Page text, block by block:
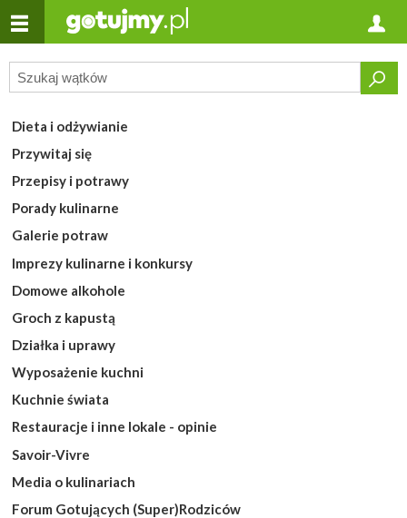
Dieta i odżywianie
Przywitaj się
Przepisy i potrawy
Porady kulinarne
Galerie potraw
Imprezy kulinarne i konkursy
Domowe alkohole
Groch z kapustą
Działka i uprawy
Wyposażenie kuchni
Kuchnie świata
Restauracje i inne lokale - opinie
Savoir-Vivre
Media o kulinariach
Forum Gotujących (Super)Rodziców